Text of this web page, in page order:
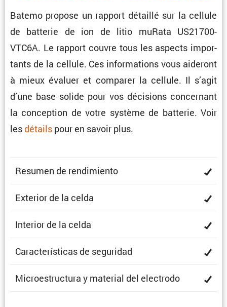
Batemo propose un rapport détaillé sur la cellule
de batterie de ion de litio muRata US21700-
VTC6A. Le rapport couvre tous les aspects impor­
tants de la cellule. Ces infor­ma­tions vous aideront
à mieux évaluer et comparer la cellule. Il s’agit
d’une base solide pour vos décisions concer­nant
la concep­tion de votre système de batterie. Voir
lesdétails pour en savoir plus.
Resumen de rendimiento
Exterior de la celda
Interior de la celda
Carac­te­rís­ticas de seguridad
Micro­es­truc­tura y material del electrodo